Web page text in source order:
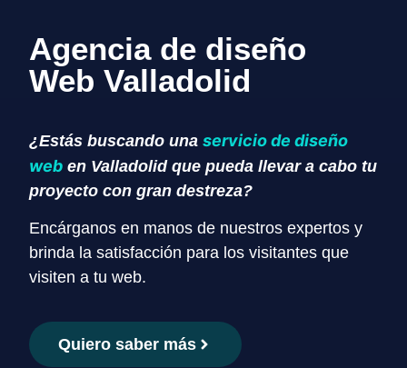
Agencia de diseño
Web Valladolid
¿Estás buscando unaservicio de diseño
web en Valladolid que pueda llevar a cabo tu
proyecto con gran destreza?
Encárganos en manos de nuestros expertos y
brinda la satisfacción para los visitantes que
visiten a tu web.
Quiero saber más